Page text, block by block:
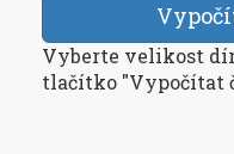
Vyberte velikost
tlačítko "Vypočítat